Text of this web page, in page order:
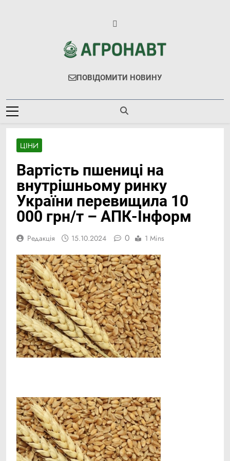
Агронавт
Новини Українського Агробізнесу
ПОВІДОМИТИ НОВИНУ
ЦІНИ
Вартість пшениці на
внутрішньому ринку
України перевищила 10
000 грн/т – АПК-Інформ
Редакція 15.10.2024 0 1 Mins
Link